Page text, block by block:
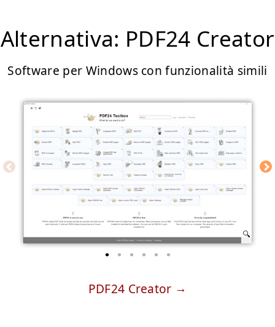
Alternativa: PDF24 Creator
Software per Windows con funzionalità simili
PDF24 Creator